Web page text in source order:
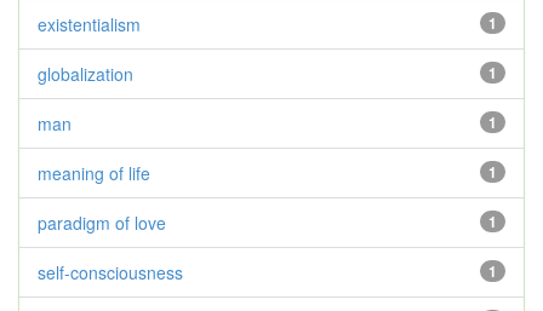
1
existentialism
1
globalization
1
man
1
meaning of life
1
paradigm of love
1
self-consciousness